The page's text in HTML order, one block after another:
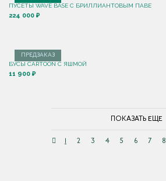
ПУСЕТЫ WAVE BASE С БРИЛЛИАНТОВЫМ ПАВЕ
224 000 ₽
ПРЕДЗАКАЗ
БУСЫ CARTOON С ЯШМОЙ
11 900 ₽
ПОКАЗАТЬ ЕЩЕ
2 3 4 5 6 7 8